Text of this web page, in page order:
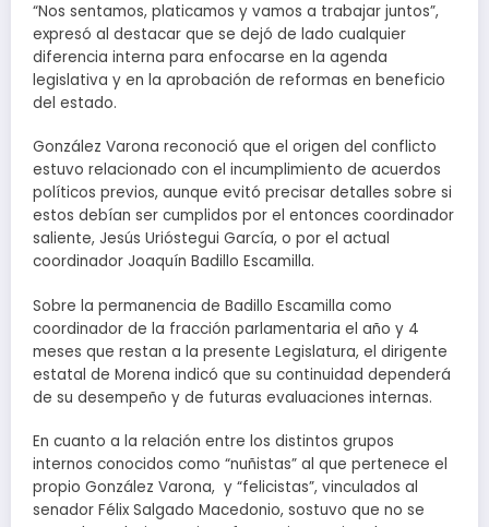
“Nos sentamos, platicamos y vamos a trabajar juntos”,
expresó al destacar que se dejó de lado cualquier
diferencia interna para enfocarse en la agenda
legislativa y en la aprobación de reformas en beneficio
del estado.
González Varona reconoció que el origen del conflicto
estuvo relacionado con el incumplimiento de acuerdos
políticos previos, aunque evitó precisar detalles sobre si
estos debían ser cumplidos por el entonces coordinador
saliente, Jesús Urióstegui García, o por el actual
coordinador Joaquín Badillo Escamilla.
Sobre la permanencia de Badillo Escamilla como
coordinador de la fracción parlamentaria el año y 4
meses que restan a la presente Legislatura, el dirigente
estatal de Morena indicó que su continuidad dependerá
de su desempeño y de futuras evaluaciones internas.
En cuanto a la relación entre los distintos grupos
internos conocidos como “nuñistas” al que pertenece el
propio González Varona, y “felicistas”, vinculados al
senador Félix Salgado Macedonio, sostuvo que no se